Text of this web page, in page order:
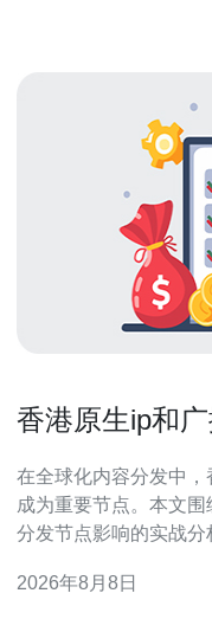
香港原生ip和
在全球化内容分发中
成为重要节点。本文
分发节点影响的实战分
化建议，便于工程与运营决策。 概念
2026年8月8日